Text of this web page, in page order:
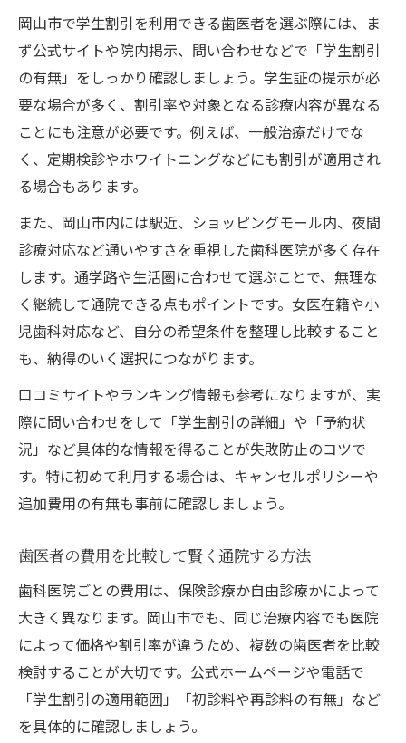
岡山市で学生割引を利用できる歯医者を選ぶ際には、ま
ず公式サイトや院内掲示、問い合わせなどで「学生割引
の有無」をしっかり確認しましょう。学生証の提示が必
要な場合が多く、割引率や対象となる診療内容が異なる
ことにも注意が必要です。例えば、一般治療だけでな
く、定期検診やホワイトニングなどにも割引が適用され
る場合もあります。
また、岡山市内には駅近、ショッピングモール内、夜間
診療対応など通いやすさを重視した歯科医院が多く存在
します。通学路や生活圏に合わせて選ぶことで、無理な
く継続して通院できる点もポイントです。女医在籍や小
児歯科対応など、自分の希望条件を整理し比較すること
も、納得のいく選択につながります。
口コミサイトやランキング情報も参考になりますが、実
際に問い合わせをして「学生割引の詳細」や「予約状
況」など具体的な情報を得ることが失敗防止のコツで
す。特に初めて利用する場合は、キャンセルポリシーや
追加費用の有無も事前に確認しましょう。
歯医者の費用を比較して賢く通院する方法
歯科医院ごとの費用は、保険診療か自由診療かによって
大きく異なります。岡山市でも、同じ治療内容でも医院
によって価格や割引率が違うため、複数の歯医者を比較
検討することが大切です。公式ホームページや電話で
「学生割引の適用範囲」「初診料や再診料の有無」など
を具体的に確認しましょう。